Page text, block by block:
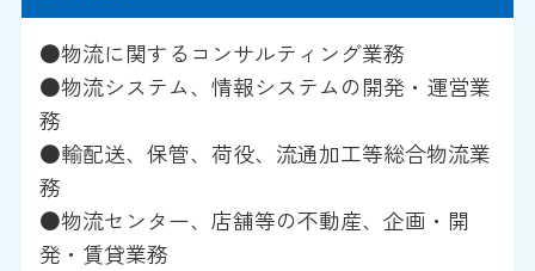
●物流に関するコンサルティング業務
●物流システム、情報システムの開発・運営業
務
●輸配送、保管、荷役、流通加工等総合物流業
務
●物流センター、店舗等の不動産、企画・開
発・賃貸業務